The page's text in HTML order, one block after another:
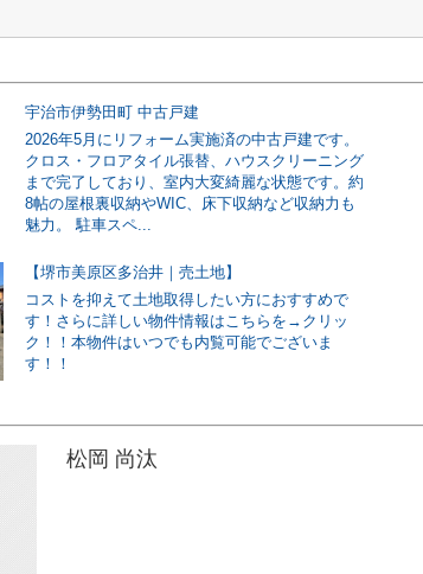
宇治市伊勢田町 中古戸建
2026年5月にリフォーム実施済の中古戸建です。
クロス・フロアタイル張替、ハウスクリーニング
まで完了しており、室内大変綺麗な状態です。約
8帖の屋根裏収納やWIC、床下収納など収納力も
魅力。 駐車スペ...
【堺市美原区多治井｜売土地】
コストを抑えて土地取得したい方におすすめで
す！さらに詳しい物件情報はこちらを→クリッ
ク！！本物件はいつでも内覧可能でございま
す！！
松岡 尚汰